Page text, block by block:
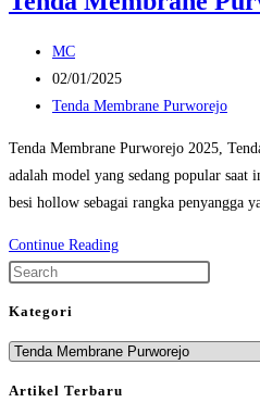
Post
author:
MC
Post
published:
02/01/2025
Post
Tenda Membrane Purworejo
Tenda Membrane Purworejo 2025,
adalah model yang sedang popular saat
besi hollow sebagai rangka penyangga
Continue ReadingTenda
Kategori
Kategori
Artikel Terbaru